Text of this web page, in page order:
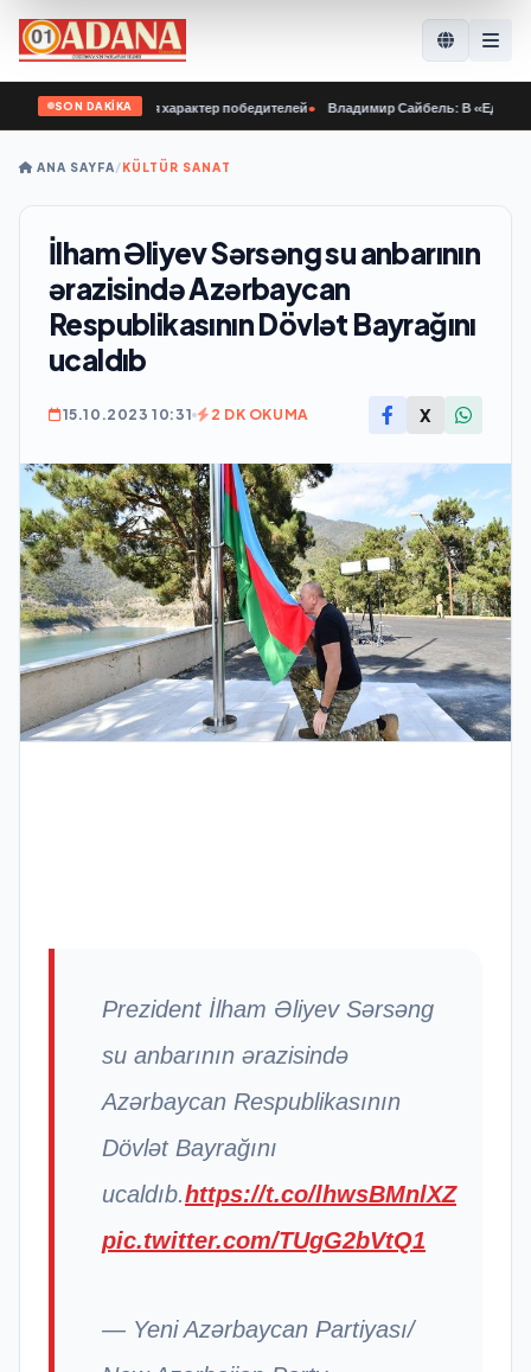
SON DAKİKA
куётся характер победителей• Владимир Сайбель: В «Единой
ANA SAYFA/KÜLTÜR SANAT
İlham Əliyev Sərsəng su anbarının
ərazisində Azərbaycan
Respublikasının Dövlət Bayrağını
ucaldıb
15.10.2023 10:31 2 DK OKUMA X
Prezident İlham Əliyev Sərsəng
su anbarının ərazisində
Azərbaycan Respublikasının
Dövlət Bayrağını
ucaldıb.https://t.co/lhwsBMnlXZ
pic.twitter.com/TUgG2bVtQ1
— Yeni Azərbaycan Partiyası/